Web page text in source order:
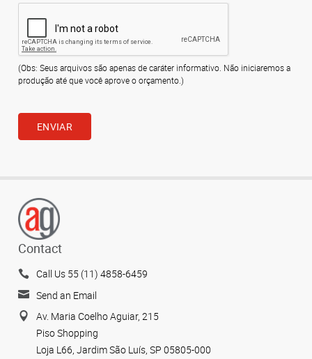
(Obs: Seus arquivos são apenas de caráter informativo. Não iniciaremos a
produção até que você aprove o orçamento.)
ENVIAR
Contact
Call Us 55 (11) 4858-6459
Send an Email
Av. Maria Coelho Aguiar, 215
Piso Shopping
Loja L66, Jardim São Luís, SP 05805-000